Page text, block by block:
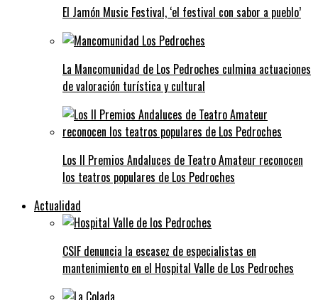
El Jamón Music Festival, ‘el festival con sabor a pueblo’
La Mancomunidad de Los Pedroches culmina actuaciones
de valoración turística y cultural
Los II Premios Andaluces de Teatro Amateur reconocen
los teatros populares de Los Pedroches
Actualidad
CSIF denuncia la escasez de especialistas en
mantenimiento en el Hospital Valle de Los Pedroches